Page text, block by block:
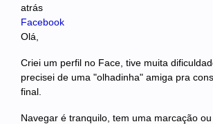
atrás
Facebook
Olá,
Criei um perfil no Face, tive muita
precisei de uma "olhadinha" amiga pra
final.
Navegar é tranquilo, tem uma marcação